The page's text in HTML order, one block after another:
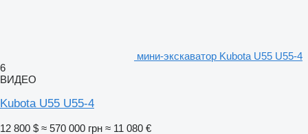
мини-экскаватор Kubota U55 U55-4
6
ВИДЕО
Kubota U55 U55-4
12 800 $ ≈ 570 000 грн ≈ 11 080 €